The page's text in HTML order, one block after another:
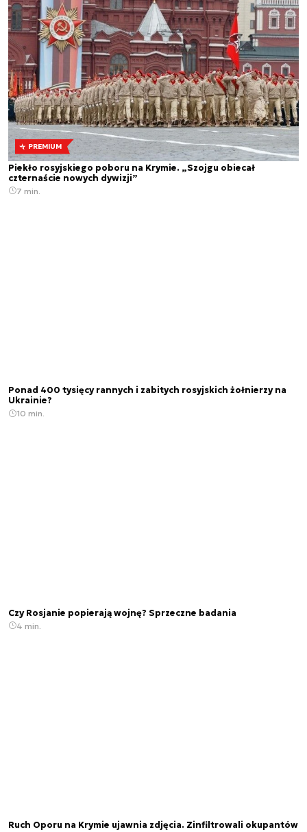
PREMIUM
Piekło rosyjskiego poboru na Krymie. „Szojgu obiecał
czternaście nowych dywizji”
7 min.
Ponad 400 tysięcy rannych i zabitych rosyjskich żołnierzy na
Ukrainie?
10 min.
Czy Rosjanie popierają wojnę? Sprzeczne badania
4 min.
Ruch Oporu na Krymie ujawnia zdjęcia. Zinfiltrowali okupantów